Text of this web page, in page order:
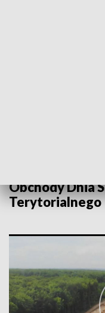
Obchody Dnia
Terytorialnego